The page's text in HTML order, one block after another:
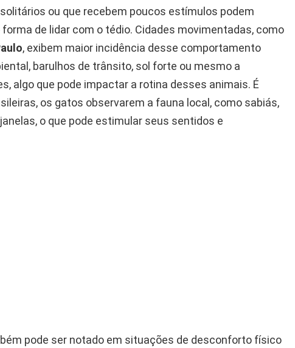
ou que recebem poucos estímulos podem
de lidar com o tédio. Cidades movimentadas, como
, exibem maior incidência desse comportamento
barulhos de trânsito, sol forte ou mesmo a
algo que pode impactar a rotina desses animais. É
os gatos observarem a fauna local, como sabiás,
o que pode estimular seus sentidos e
pode ser notado em situações de desconforto físico